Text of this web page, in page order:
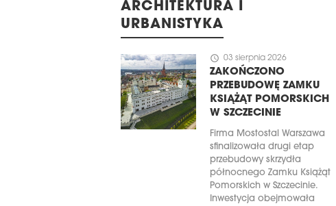
ARCHITEKTURA I
URBANISTYKA
schedule 03 sierpnia 2026
ZAKOŃCZONO
PRZEBUDOWĘ ZAMKU
KSIĄŻĄT POMORSKICH
W SZCZECINIE
Firma Mostostal Warszawa
sfinalizowała drugi etap
przebudowy skrzydła
północnego Zamku Książąt
Pomorskich w Szczecinie.
Inwestycja obejmowała